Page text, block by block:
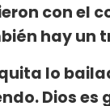
con el
hay un
lo
Dios es